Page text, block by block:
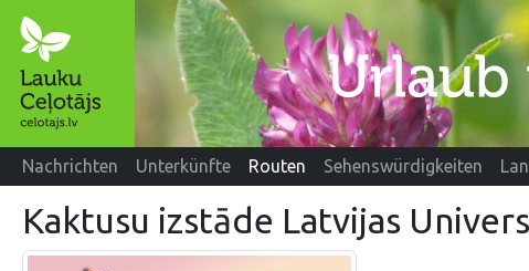
Nachrichten Unterkünfte Routen Sehenswürdigkeiten
Kaktusu izstāde Latvijas